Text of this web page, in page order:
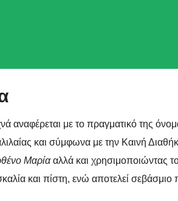
αναφέρεται με το πραγματικό της
και σύμφωνα με την Καινή
Μαρίααλλά και χρησιμοποιώντας
και πίστη, ενώ αποτελεί